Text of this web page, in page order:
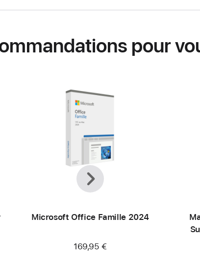
pour
Microsoft Office Famille 2024
169,95 €
Précédent
Suivant